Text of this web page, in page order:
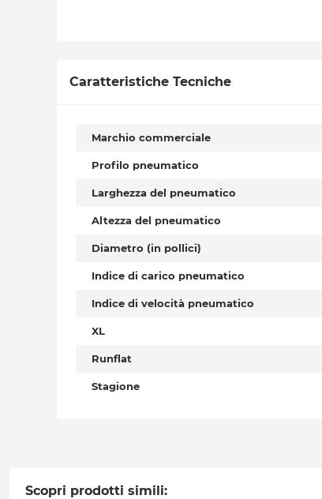
Caratteristiche Tecniche
Marchio commerciale
Profilo pneumatico
Larghezza del pneumatico
Altezza del pneumatico
Diametro (in pollici)
Indice di carico pneumatico
Indice di velocità pneumatico
XL
Runflat
Stagione
Scopri prodotti simili: